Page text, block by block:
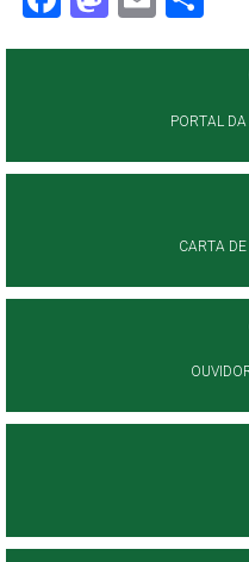
PORTAL
CARTA DE